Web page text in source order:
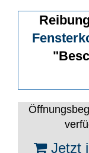
Stahlfenster
Verglasung
Tür- und
Insektenschutz
Sprossenfenster
Smart-Home
Jetzt